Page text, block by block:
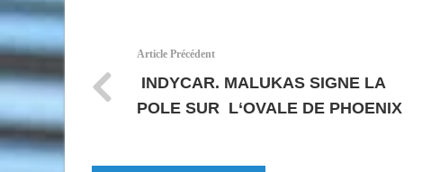
Article Précédent
INDYCAR. MALUKAS SIGNE LA
POLE SUR L‘OVALE DE PHOENIX